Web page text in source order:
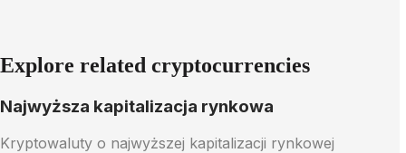
Explore related cryptocurrencies
Najwyższa kapitalizacja rynkowa
Kryptowaluty o najwyższej kapitalizacji rynkowej